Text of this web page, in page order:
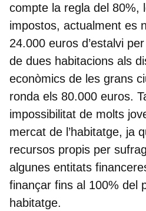
compte la regla del 80%,
impostos, actualment es
24.000 euros d’estalvi
de dues habitacions als
econòmics de les grans
ronda els 80.000 euros.
impossibilitat de molts
mercat de l’habitatge, ja
recursos propis per
algunes entitats
finançar fins al 100% del
habitatge.